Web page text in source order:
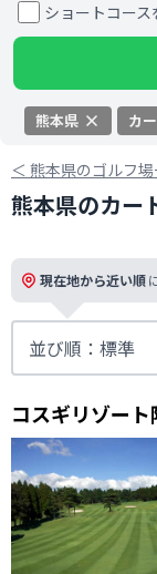
ショートコース
熊本県 カ
＜ 熊本県のゴルフ
熊本県のカー
現在地から近い順
コスギリゾー